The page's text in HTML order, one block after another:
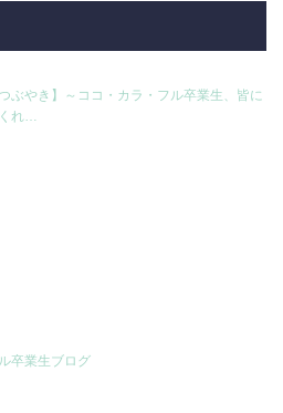
つぶやき】～ココ・カラ・フル卒業生、皆に
れ…
卒業生ブログ